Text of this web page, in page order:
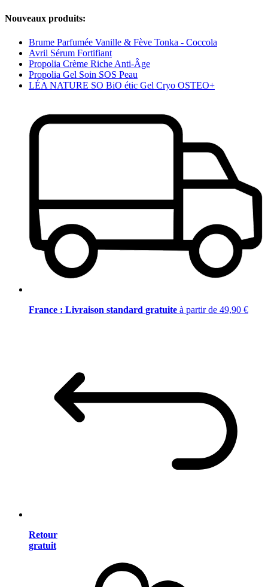
Nouveaux produits:
Brume Parfumée Vanille & Fève Tonka - Coccola
Avril Sérum Fortifiant
Propolia Crème Riche Anti-Âge
Propolia Gel Soin SOS Peau
LÉA NATURE SO BiO étic Gel Cryo OSTEO+
France : Livraison standard gratuite à partir de 49,90 €
Retour
gratuit